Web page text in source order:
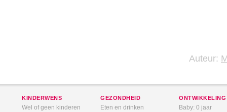
Auteur:
KINDERWENS
Wel of geen kinderen
GEZONDHEID
Eten en drinken
ONTWIKKELING
Baby: 0 jaar